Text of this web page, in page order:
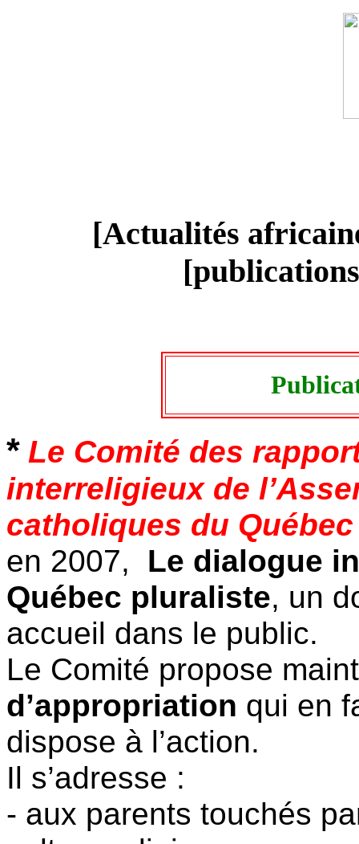
[Actualités
* Le Comité des
interreligieux de
catholiques du Québec
en 2007, Le dialogue
Québec pluraliste, un
accueil dans le public.
Le Comité propose
d’appropriation qui en
dispose à l’action.
Il s’adresse :
- aux parents touchés